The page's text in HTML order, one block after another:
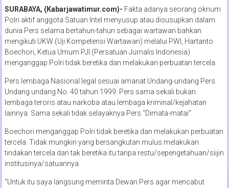
SURABAYA, (Kabarjawatimur.com)- Fakta adanya seorang oknum
Polri aktif anggota Satuan Intel menyusup atau disusupkan dalam
dunia Pers selama bertahun-tahun sebagai wartawan bahkan
mengikuti UKW (Uji Kompetensi Wartawan) melalui PWI, Hartanto
Boechori, Ketua Umum PJI (Persatuan Jurnalis Indonesia)
menganggap Polri tidak beretika dan melakukan perbuatan tercela.
Pers lembaga Nasional legal sesuai amanat Undang-undang Pers.
Undang undang No. 40 tahun 1999. Pers sama sekali bukan
lembaga teroris atau narkoba atau lembaga kriminal/kejahatan
lainnya. Sama sekali tidak selayaknya Pers “Dimata-matai”.
Boechori menganggap Polri tidak beretika dan melakukan perbuatan
tercela. Tidak mungkin yang bersangkutan mulus melakukan
tindakan tercela dan tak beretika itu tanpa restu/sepengetahuan/siijin
institusinya/satuannya.
“Untuk itu saya langsung meminta Dewan Pers agar mencabut